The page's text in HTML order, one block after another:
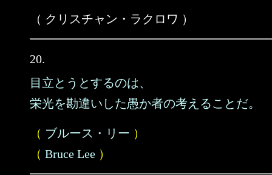
（ クリスチャン・ラクロワ ）
20.
目立とうとするのは、
栄光を勘違いした愚か者の考えることだ。
（ ブルース・リー ）
（ Bruce Lee ）